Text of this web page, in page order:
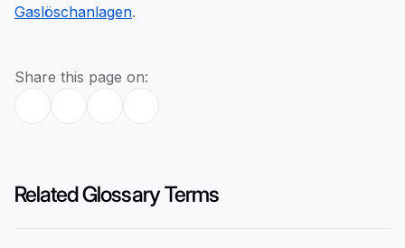
Gaslöschanlagen.
Share this page on:
Related Glossary Terms